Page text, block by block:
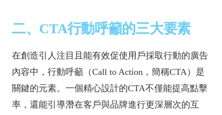
二、CTA行動呼籲的三大要素
在創造引人注目且能有效促使用戶採取行動的廣告
內容中，行動呼籲（Call to Action，簡稱CTA）是
關鍵的元素。一個精心設計的CTA不僅能提高點擊
率，還能引導潛在客戶與品牌進行更深層次的互